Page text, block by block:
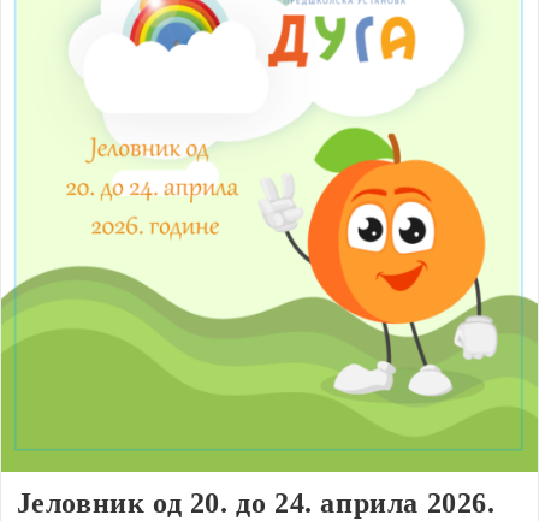
Јеловник од 20. до 24. априла 2026.